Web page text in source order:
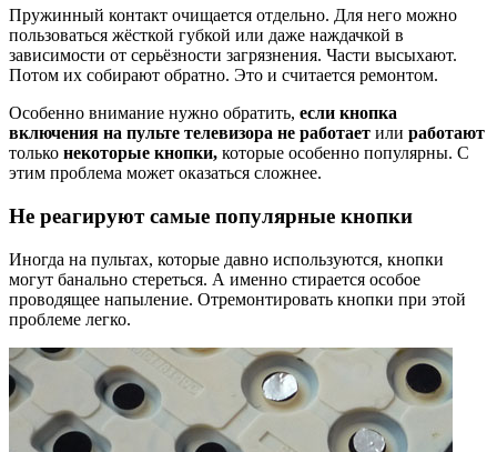
Пружинный контакт очищается отдельно. Для него можно
пользоваться жёсткой губкой или даже наждачкой в
зависимости от серьёзности загрязнения. Части высыхают.
Потом их собирают обратно. Это и считается ремонтом.
Особенно внимание нужно обратить, если кнопка
включения на пульте телевизора не работает или работают
только некоторые кнопки, которые особенно популярны. С
этим проблема может оказаться сложнее.
Не реагируют самые популярные кнопки
Иногда на пультах, которые давно используются, кнопки
могут банально стереться. А именно стирается особое
проводящее напыление. Отремонтировать кнопки при этой
проблеме легко.